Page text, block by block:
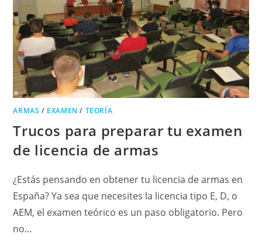
ARMAS / EXAMEN / TEORÍA
Trucos para preparar tu examen
de licencia de armas
¿Estás pensando en obtener tu licencia de armas en
España? Ya sea que necesites la licencia tipo E, D, o
AEM, el examen teórico es un paso obligatorio. Pero
no…